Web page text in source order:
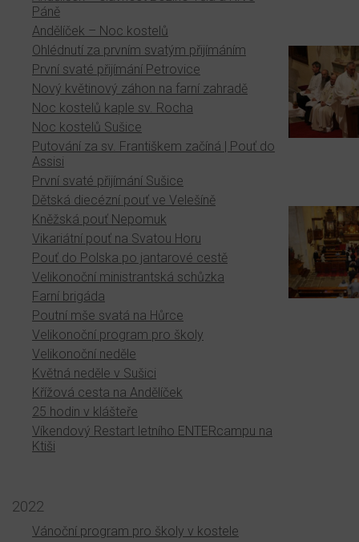
Páně
Andělíček – Noc kostelů
Ohlédnutí za prvním svatým přijímáním
První svaté přijímání Petrovice
Nový květinový záhon na farní zahradě
Noc kostelů kaple sv. Rocha
Noc kostelů Sušice
Putování za sv. Františkem začíná | Pouť do
Assisi
První svaté přijímání Sušice
Dětská diecézní pouť ve Velešíně
Kněžská pouť Nepomuk
Vikariátní pouť na Svatou Horu
Pouť do Polska po jantarové cestě
Velikonoční ministrantská schůzka
Farní brigáda
Poutní mše svatá na Hůrce
Velikonoční program pro školy
Velikonoční neděle
Květná neděle v Sušici
Křížová cesta na Andělíček
25 hodin v klášteře
Víkendový Restart letního ENTERcampu na
Ktiši
2022
Vánoční program pro školy v kostele